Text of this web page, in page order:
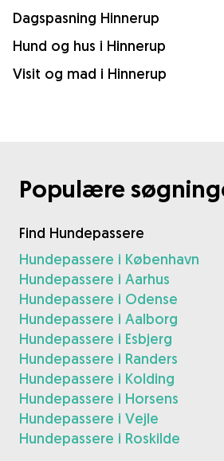
Dagspasning Hinnerup
Hund og hus i Hinnerup
Visit og mad i Hinnerup
Populære
Find Hundepassere
Hundepassere i København
Hundepassere i Aarhus
Hundepassere i Odense
Hundepassere i Aalborg
Hundepassere i Esbjerg
Hundepassere i Randers
Hundepassere i Kolding
Hundepassere i Horsens
Hundepassere i Vejle
Hundepassere i Roskilde